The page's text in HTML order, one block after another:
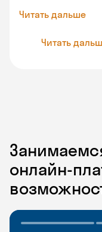
Читать дальше
Читать
онлайн-